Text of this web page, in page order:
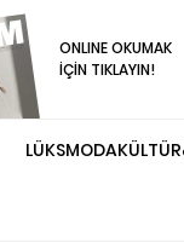
ONLINE OKUMAK
İÇİN TIKLAYIN!
LÜKSMODA